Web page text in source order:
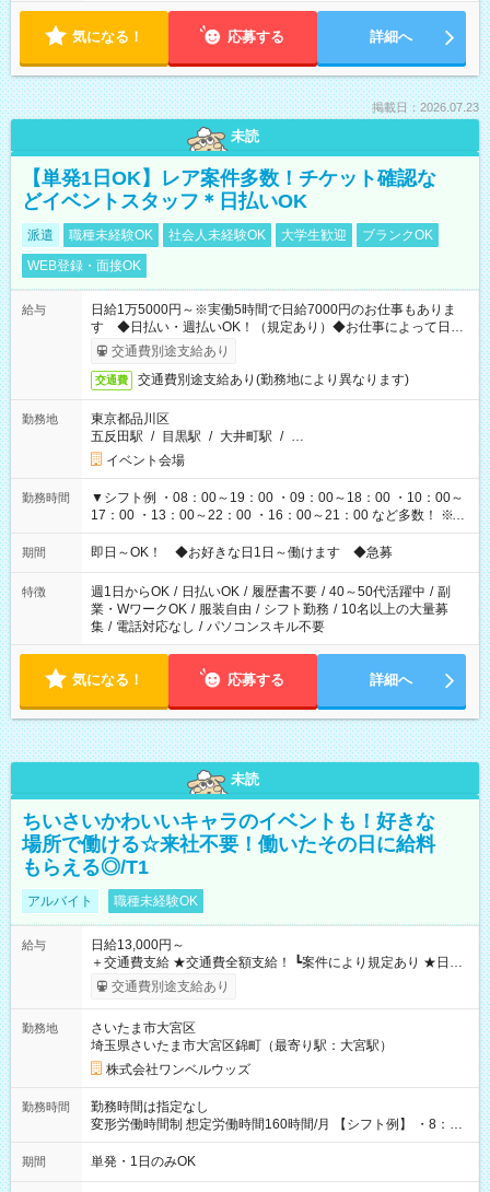
気になる！ 応募する 詳細へ
掲載日：2026.07.23
未読
【単発1日OK】レア案件多数！チケット確認な
どイベントスタッフ＊日払いOK
派遣 職種未経験OK 社会人未経験OK 大学生歓迎
ブランクOK
WEB登録・面接OK
給与
日給1万5000円～※実働5時間で日給7000円のお仕事もありま
す ◆日払い・週払いOK！（規定あり）◆お仕事によって日給
も異なります
交通費別途支給あり
交通費 交通費別途支給あり(勤務地により異なります)
勤務地
東京都品川区
五反田駅 / 目黒駅 / 大井町駅 / …
イベント会場
勤務時間
▼シフト例 ・08：00～19：00 ・09：00～18：00 ・10：00～
17：00 ・13：00～22：00 ・16：00～21：00 など多数！ ※お
仕事により勤務時間が異なります
期間 即日～OK！ ◆お好きな日1日～働けます ◆急募
特徴 週1日からOK / 日払いOK / 履歴書不要 / 40～50代活躍中 / 副
業・WワークOK / 服装自由 / シフト勤務 / 10名以上の大量募
集 / 電話対応なし / パソコンスキル不要
気になる！ 応募する 詳細へ
未読
ちいさいかわいいキャラのイベントも！好きな
場所で働ける☆来社不要！働いたその日に給料
もらえる◎/T1
アルバイト 職種未経験OK
給与
日給13,000円～
＋交通費支給 ★交通費全額支給！ ┗案件により規定あり ★日払
いOK！（規定あり） ┗働いたその日に現金GET♪ お仕事後はコ
ンビニATMから 日払い分を引き落とせます！ 【試用期間】試
交通費別途支給あり
勤務地
さいたま市大宮区
埼玉県さいたま市大宮区錦町（最寄り駅：大宮駅）
株式会社ワンベルウッズ
勤務時間
勤務時間は指定なし
変形労働時間制 想定労働時間160時間/月 【シフト例】 ・8：00
～21：00
期間 単発・1日のみOK